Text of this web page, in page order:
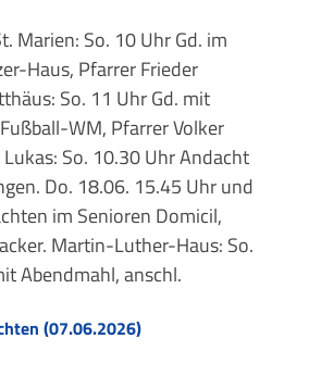
Marien: So. 10 Uhr Gd. im
Haus, Pfarrer Frieder
So. 11 Uhr Gd. mit
WM, Pfarrer Volker
So. 10.30 Uhr Andacht
Do. 18.06. 15.45 Uhr und
im Senioren Domicil,
Martin-Luther-Haus: So.
Abendmahl, anschl.
(07.06.2026)